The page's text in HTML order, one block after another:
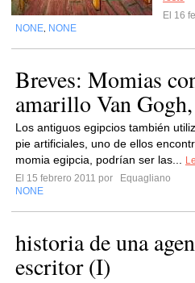
El 16
NONE NONE
Breves: Momias
amarillo Van
Los antiguos egipcios también
pie artificiales, uno de ellos
momia egipcia, podrían ser las...
El 15 febrero 2011 por
Equagliano
NONE
historia de una
escritor (I)